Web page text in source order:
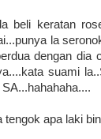
beli keratan
la
dengan dia
suami
tengok apa laki